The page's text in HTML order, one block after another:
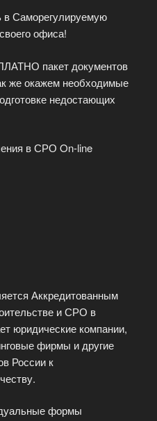
в Саморегулируемую
офиса!
пакет документов
же окажем необходимые
недостающих
в СРО On-line
Аккредитованным
и СРО в
юридические компании,
фирмы и другие
России к
формы